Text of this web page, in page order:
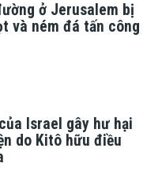
ở Jerusalem bị
và ném đá tấn công
Israel gây hư hại
do Kitô hữu điều